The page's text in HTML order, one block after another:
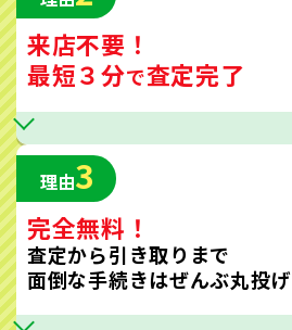
来店不要！
最短３分で査定完了
理由3
完全無料！
査定から引き取りまで
面倒な手続きはぜんぶ丸投げ